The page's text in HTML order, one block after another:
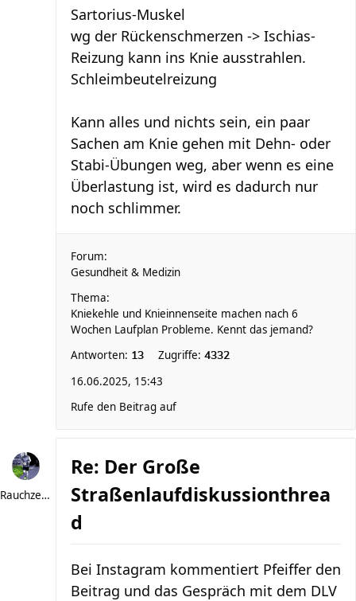
Sartorius-Muskel
wg der Rückenschmerzen -> Ischias-
Reizung kann ins Knie ausstrahlen.
Schleimbeutelreizung
Kann alles und nichts sein, ein paar
Sachen am Knie gehen mit Dehn- oder
Stabi-Übungen weg, aber wenn es eine
Überlastung ist, wird es dadurch nur
noch schlimmer.
Forum:
Gesundheit & Medizin
Thema:
Kniekehle und Knieinnenseite machen nach 6
Wochen Laufplan Probleme. Kennt das jemand?
Antworten: 13 Zugriffe: 4332
16.06.2025, 15:43
Rufe den Beitrag auf
Rauchzeichen
Re: Der Große
Straßenlaufdiskussionthrea
d
Bei Instagram kommentiert Pfeiffer den
Beitrag und das Gespräch mit dem DLV